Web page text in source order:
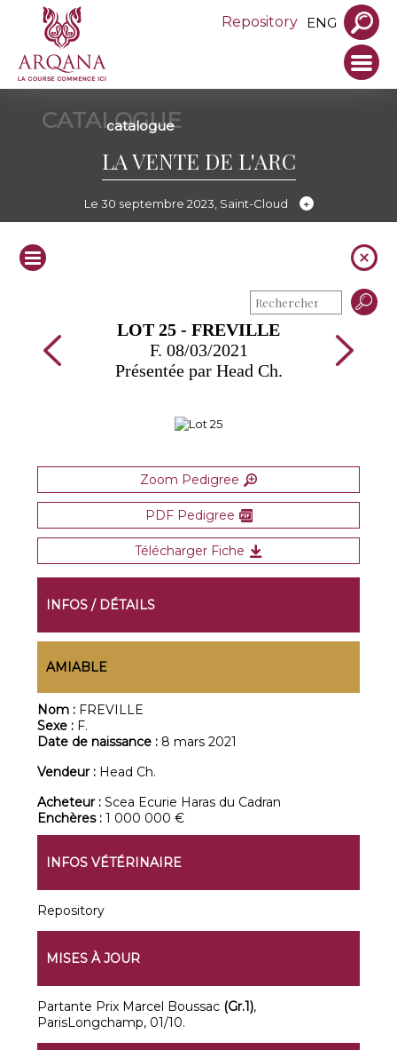
Repository ENG
CATALOGUE
catalogue
LA VENTE DE L'ARC
Le 30 septembre 2023, Saint-Cloud
LOT 25 - FREVILLE
F. 08/03/2021
Présentée par Head Ch.
Zoom Pedigree
PDF Pedigree
Télécharger Fiche
INFOS / DÉTAILS
AMIABLE
Nom : FREVILLE
Sexe : F.
Date de naissance : 8 mars 2021
Vendeur : Head Ch.
Acheteur :Scea Ecurie Haras du Cadran
Enchères :1 000 000 €
INFOS VÉTÉRINAIRE
Repository
MISES À JOUR
Partante Prix Marcel Boussac (Gr.1),
ParisLongchamp, 01/10.